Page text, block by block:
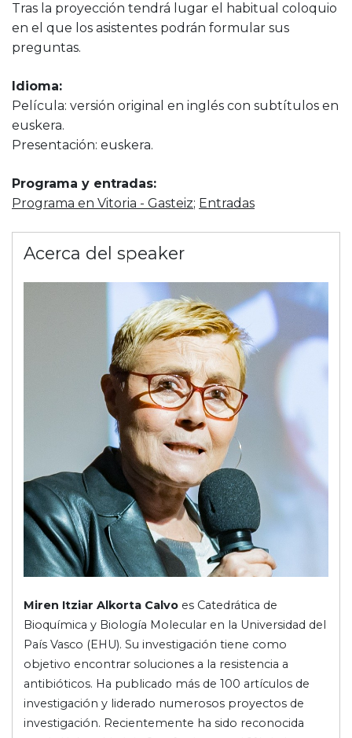
Tras la proyección tendrá lugar el habitual coloquio
en el que los asistentes podrán formular sus
preguntas.
Idioma:
Película: versión original en inglés con subtítulos en
euskera.
Presentación: euskera.
Programa y entradas:
Programa en Vitoria - Gasteiz; Entradas
Acerca del speaker
Miren Itziar Alkorta Calvo es Catedrática de
Bioquímica y Biología Molecular en la Universidad del
País Vasco (EHU). Su investigación tiene como
objetivo encontrar soluciones a la resistencia a
antibióticos. Ha publicado más de 100 artículos de
investigación y liderado numerosos proyectos de
investigación. Recientemente ha sido reconocida